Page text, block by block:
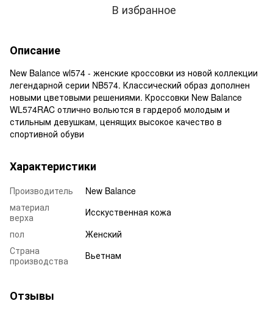
В избранное
Описание
New Balance wl574 - женские кроссовки из новой коллекции
легендарной серии NB574. Классический образ дополнен
новыми цветовыми решениями. Кроссовки New Balance
WL574RAC отлично вольются в гардероб молодым и
стильным девушкам, ценящих высокое качество в
спортивной обуви
Характеристики
Производитель
New Balance
материал
верха
Исскуственная кожа
пол
Женский
Страна
производства
Вьетнам
Отзывы